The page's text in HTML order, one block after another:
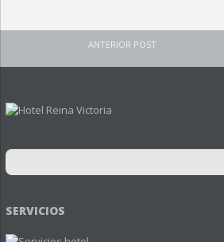
ANTERIOR POST
SERVICIOS